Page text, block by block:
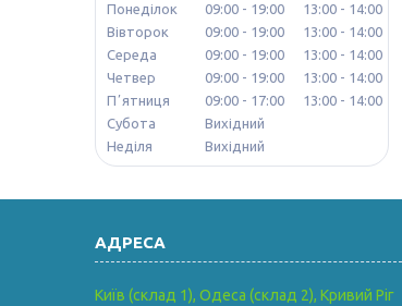
Понеділок 09:00 19:00 13:00
14:00
Вівторок
09:00 19:00 13:00
14:00
Середа
09:00 19:00 13:00
14:00
Четвер
09:00 19:00 13:00
14:00
Пʼятниця
09:00 17:00 13:00
14:00
Субота
Вихідний
Неділя
Вихідний
Київ (склад 1), Одеса (склад 2), Кривий Ріг